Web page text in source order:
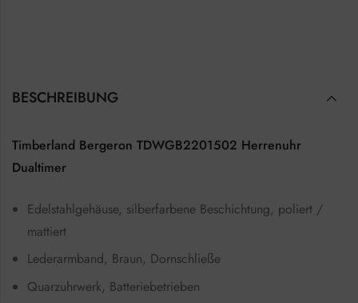
BESCHREIBUNG
Timberland Bergeron TDWGB2201502 Herrenuhr
Dualtimer
Edelstahlgehäuse, silberfarbene Beschichtung, poliert /
mattiert
Lederarmband, Braun, Dornschließe
Quarzuhrwerk, Batteriebetrieben